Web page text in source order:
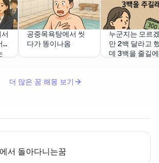
공중목욕탕에서 씻
다가 똥이나옴
누군지는 모르
만 2백 달라고
데 3백을 줄길에
더 많은 꿈 해몽 보기
서 돌아다니는꿈